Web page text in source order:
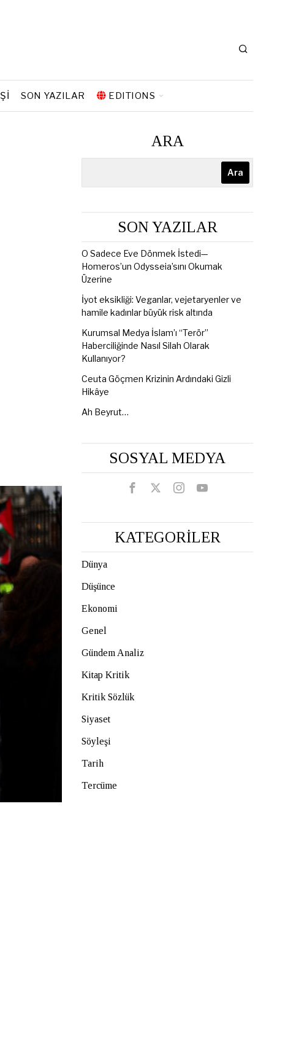
SON YAZILAR EDITIONS
ARA
Ara
SON YAZILAR
O Sadece Eve Dönmek İstedi—
Homeros’un Odysseia’sını Okumak
Üzerine
İyot eksikliği: Veganlar, vejetaryenler ve
hamile kadınlar büyük risk altında
Kurumsal Medya İslam’ı “Terör”
Haberciliğinde Nasıl Silah Olarak
Kullanıyor?
Ceuta Göçmen Krizinin Ardındaki Gizli
Hikâye
Ah Beyrut…
SOSYAL MEDYA
KATEGORİLER
Dünya
Düşünce
Ekonomi
Genel
Gündem Analiz
Kitap Kritik
Kritik Sözlük
Siyaset
Söyleşi
Tarih
Tercüme